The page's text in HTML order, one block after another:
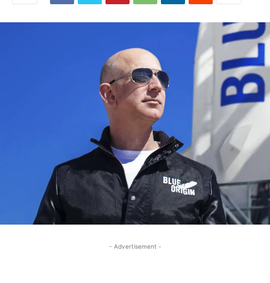
- Advertisement -